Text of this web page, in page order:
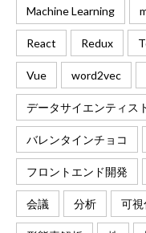
Machine Learning
React Redux
Vue word2vec
データサイエンティス
バレンタインチョコ
フロントエンド開発
会議 分析 可視